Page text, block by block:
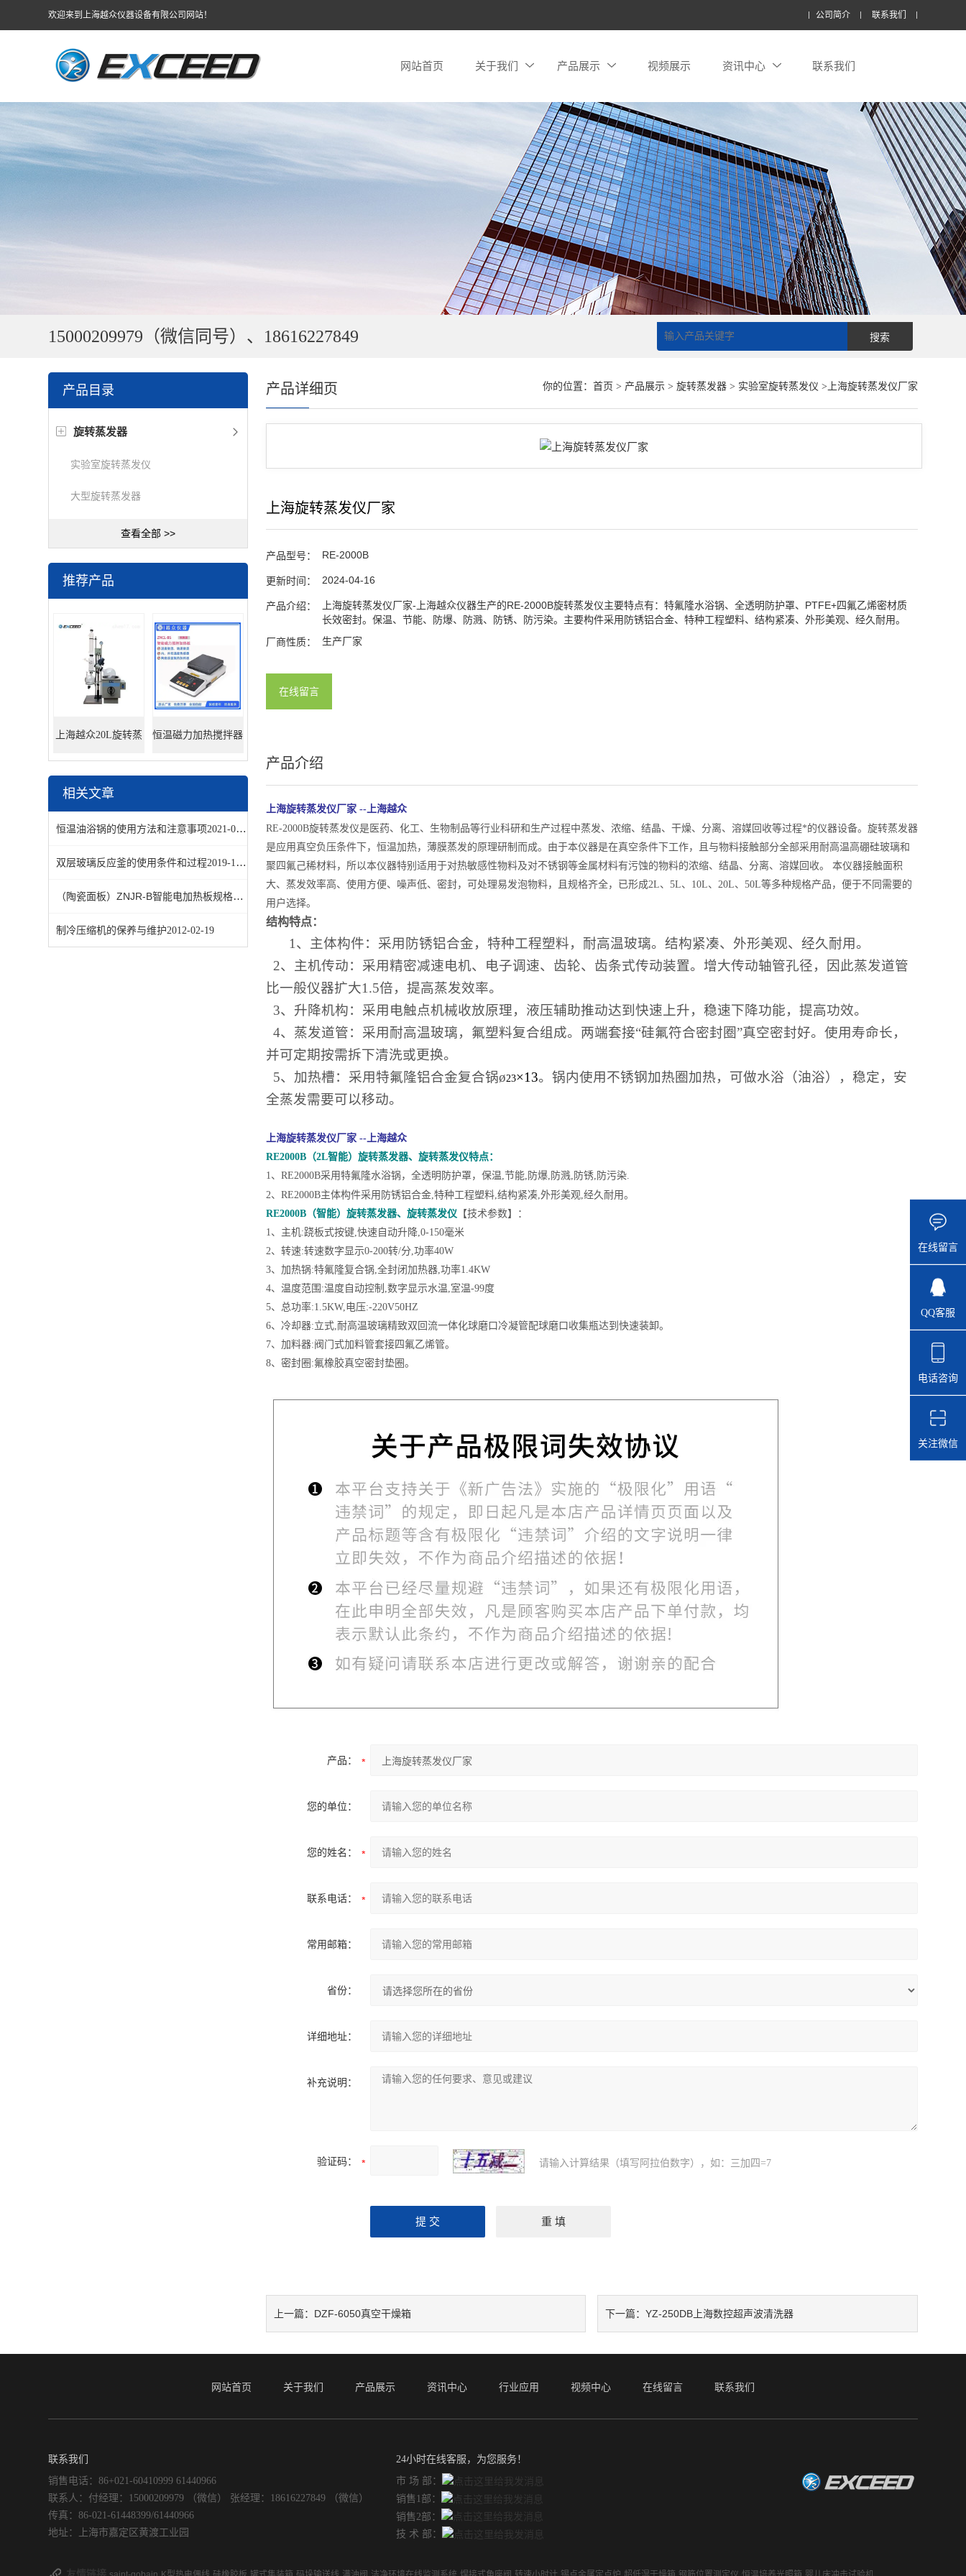
欢迎来到上海越众仪器设备有限公司网站！ 公司简介 联系我们
网站首页 关于我们 产品展示 视频展示 资讯中心 联系我们
15000209979（微信同号）、18616227849
产品目录
旋转蒸发器
实验室旋转蒸发仪
大型旋转蒸发器
查看全部 >>
推荐产品
上海越众20L旋转蒸 恒温磁力加热搅拌器
相关文章
恒温油浴锅的使用方法和注意事项2021-09-06
双层玻璃反应釜的使用条件和过程2019-12-07
（陶瓷面板）ZNJR-B智能电加热板规格有哪些 2013-03-28
制冷压缩机的保养与维护2012-02-19
你的位置： 首页 > 产品展示> 旋转蒸发器> 实验室旋转蒸发仪 >上海旋转蒸发仪厂家
产品详细页
上海旋转蒸发仪厂家
产品型号： RE-2000B
更新时间： 2024-04-16
产品介绍：
上海旋转蒸发仪厂家-上海越众仪器生产的RE-2000B旋转蒸发仪主要特点有：特氟隆水浴锅、全透明防护罩、PTFE+四氟乙烯密材质
长效密封。保温、节能、防爆、防溅、防锈、防污染。主要构件采用防锈铝合金、特种工程塑料、结构紧凑、外形美观、经久耐用。
厂商性质： 生产厂家
在线留言
产品介绍
上海旋转蒸发仪厂家--上海越众
RE-2000B旋转蒸发仪是医药、化工、生物制品等行业科研和生产过程中蒸发、浓缩、结晶、干燥、分离、溶媒回收等过程*的仪器设备。旋转蒸发器
是应用真空负压条件下，恒温加热，薄膜蒸发的原理研制而成。由于本仪器是在真空条件下工作，且与物料接触部分全部采用耐高温高硼硅玻璃和
聚四氟己稀材料，所以本仪器特别适用于对热敏感性物料及对不锈钢等金属材料有污蚀的物料的浓缩、结晶、分离、溶媒回收。 本仪器接触面积
大、蒸发效率高、使用方便、噪声低、密封，可处理易发泡物料，且规格齐全，已形成2L、5L、10L、20L、50L等多种规格产品，便于不同需要的
用户选择。
结构特点：
1、主体构件：采用防锈铝合金，特种工程塑料，耐高温玻璃。结构紧凑、外形美观、经久耐用。
2、主机传动：采用精密减速电机、电子调速、齿轮、齿条式传动装置。增大传动轴管孔径，因此蒸发道管
比一般仪器扩大1.5倍，提高蒸发效率。
3、升降机构：采用电触点机械收放原理，液压辅助推动达到快速上升，稳速下降功能，提高功效。
4、蒸发道管：采用耐高温玻璃，氟塑料复合组成。两端套接“硅氟符合密封圈”真空密封好。使用寿命长，
并可定期按需拆下清洗或更换。
5、加热槽：采用特氟隆铝合金复合锅ø23×1 3。锅内使用不锈钢加热圈加热，可做水浴（油浴），稳定，安
全蒸发需要可以移动。
上海旋转蒸发仪厂家--上海越众
RE2000B（2L智能）旋转蒸发器、旋转蒸发仪特点：
1、RE2000B采用特氟隆水浴锅，全透明防护罩，保温,节能,防爆,防溅,防锈,防污染.
2、RE2000B主体构件采用防锈铝合金,特种工程塑料,结构紧凑,外形美观,经久耐用。
RE2000B（智能）旋转蒸发器、旋转蒸发仪【技术参数】：
1、主机:跷板式按键,快速自动升降,0-150毫米
2、转速:转速数字显示0-200转/分,功率40W
3、加热锅:特氟隆复合锅,全封闭加热器,功率1.4KW
4、温度范围:温度自动控制,数字显示水温,室温-99度
5、总功率:1.5KW,电压:-220V50HZ
6、冷却器:立式,耐高温玻璃精致双回流一体化球磨口冷凝管配球磨口收集瓶达到快速装卸。
7、加料器:阀门式加料管套接四氟乙烯管。
8、密封圈:氟橡胶真空密封垫圈。
产品：
您的单位：
您的姓名：
联系电话：
常用邮箱：
省份：
详细地址：
补充说明：
验证码： 请输入计算结果（填写阿拉伯数字），如：三加四=7
上一篇： DZF-6050真空干燥箱 下一篇：YZ-250DB上海数控超声波清洗器
网站首页 关于我们 产品展示 资讯中心 行业应用 视频中心 在线留言 联系我们
联系我们
销售电话：86+021-60410999 61440966
联系人：付经理：15000209979 （微信） 张经理：18616227849 （微信）
传真：86-021-61448399/61440966
地址：上海市嘉定区黄渡工业园
24小时在线客服，为您服务！
市 场 部：
销售1部：
销售2部：
技 术 部：
在线留言
QQ客服
电话咨询
关注微信